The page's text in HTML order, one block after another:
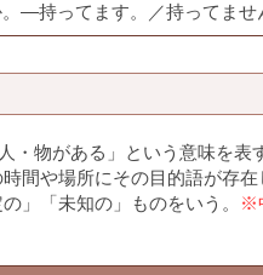
―持ってます。／持ってませ
・物がある」という意味を表
間や場所にその目的語が存在
」「未知の」ものをいう。
※